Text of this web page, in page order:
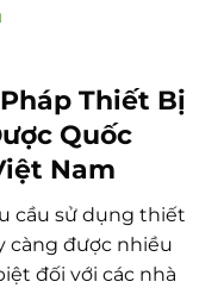
Thiết Bị
Quốc
Nam
cầu sử dụng thiết
càng được nhiều
đối với các nhà